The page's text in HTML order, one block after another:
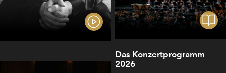
Das Konzertprogramm
2026